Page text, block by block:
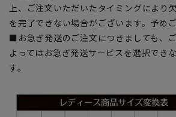
上、ご注文いただいたタイミングにより
を完了できない場合がございます。予め
■お急ぎ発送のご注文につきましても、
よってはお急ぎ発送サービスを選択でき
す。